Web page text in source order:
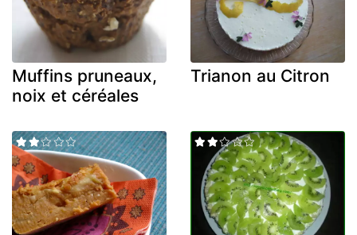
Muffins pruneaux,
noix et céréales
Trianon au Citron